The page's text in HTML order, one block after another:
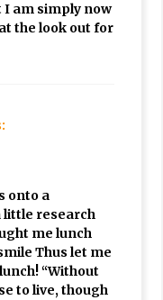
I am simply now
the look out for
onto a
little research
me lunch
Thus let me
“Without
to live, though